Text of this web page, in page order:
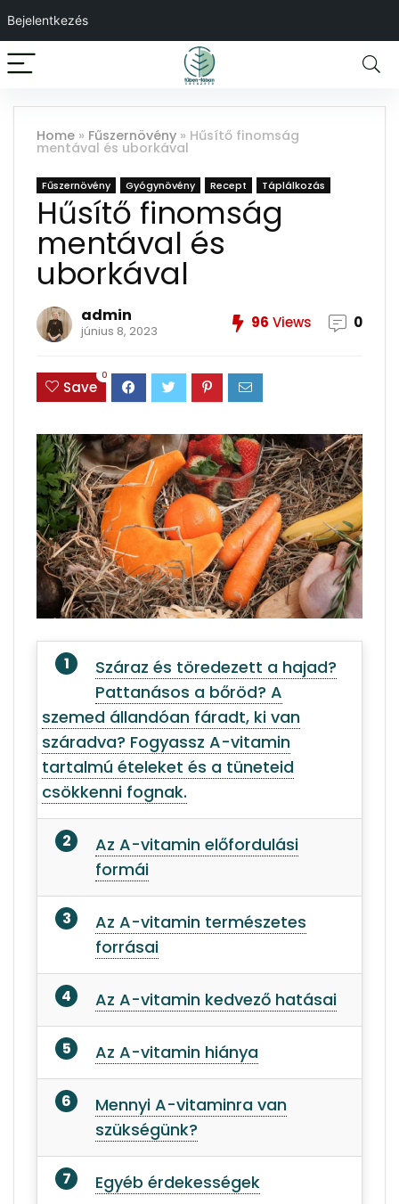
Bejelentkezés
Home » Fűszernövény » Hűsítő finomság
mentával és uborkával
Fűszernövény Gyógynövény Recept Táplálkozás
Hűsítő finomság
mentával és
uborkával
admin
június 8, 2023 96 Views 0
Save
0
Száraz és töredezett a hajad?
Pattanásos a bőröd? A
szemed állandóan fáradt, ki van
száradva? Fogyassz A-vitamin
tartalmú ételeket és a tüneteid
csökkenni fognak.
Az A-vitamin előfordulási
formái
Az A-vitamin természetes
forrásai
Az A-vitamin kedvező hatásai
Az A-vitamin hiánya
Mennyi A-vitaminra van
szükségünk?
Egyéb érdekességek